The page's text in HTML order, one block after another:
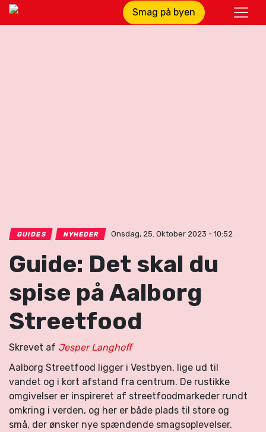
Smag på byen
GUIDES NYHEDER Onsdag, 25. Oktober 2023 - 10:52
Guide: Det skal du
spise på Aalborg
Streetfood
Skrevet af Jesper Langhoff
Aalborg Streetfood ligger i Vestbyen, lige ud til
vandet og i kort afstand fra centrum. De rustikke
omgivelser er inspireret af streetfoodmarkeder rundt
omkring i verden, og her er både plads til store og
små, der ønsker nye spændende smagsoplevelser.